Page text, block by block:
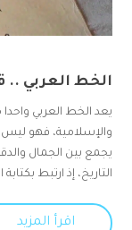
الخط العربي
يعد الخط العربي واحدا
والإسلامية، فهو ليس
يجمع بين الجمال
التاريخ، إذ ارتبط
اقرأ المزيد